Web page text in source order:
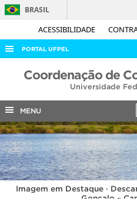
ACESSIBILIDADE
BRASIL
PORTAL UFPEL
ACESSO À INFORMAÇÃO
COBALTO
CONCURSOS
EDITAIS
INTERNACIONAL
OUVIDORIA
Coordenação de
Universidade
MENU
Imagem em Destaque ·
Gonçalo –